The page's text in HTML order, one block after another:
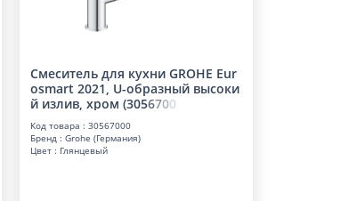
Смеситель для кухни GROHE Eur
osmart 2021, U-образный высоки
й излив, хром (3056700
Код товара : 30567000
Бренд : Grohe (Германия)
Цвет : Глянцевый